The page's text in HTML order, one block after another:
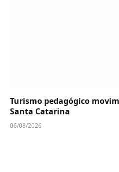
Turismo pedagógico
Santa Catarina
06/08/2026